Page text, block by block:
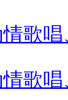
歌
歌